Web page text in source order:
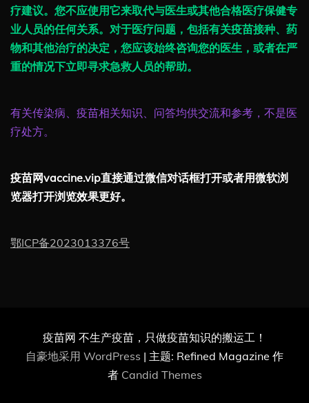
疗建议。您不应使用它来取代与医生或其他合格医疗保健专
业人员的任何关系。对于医疗问题，包括有关疫苗接种、药
物和其他治疗的决定，您应该始终咨询您的医生，或者在严
重的情况下立即寻求急救人员的帮助。
有关传染病、疫苗相关知识、问答均供交流和参考，不是医
疗处方。
疫苗网vaccine.vip直接通过微信对话框打开或者用微软浏
览器打开浏览效果更好。
鄂ICP备2023013376号
疫苗网 不生产疫苗，只做疫苗知识的搬运工！
自豪地采用 WordPress | 主题: Refined Magazine 作
者 Candid Themes